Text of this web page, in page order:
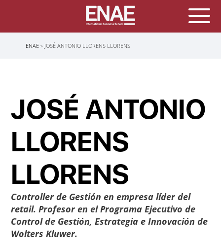
Sobrescribir
ENAE JOSÉ ANTONIO LLORENS LLORENS
JOSÉ ANTONIO
LLORENS
LLORENS
Controller de Gestión en empresa líder del
retail. Profesor en el Programa Ejecutivo de
Control de Gestión, Estrategia e Innovación de
Wolters Kluwer.